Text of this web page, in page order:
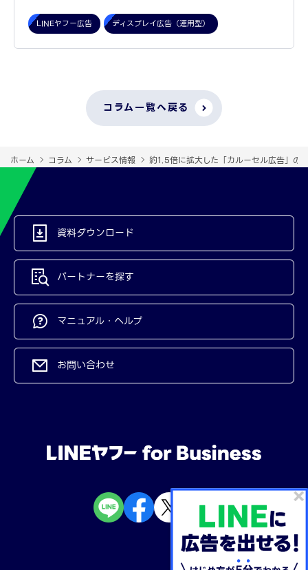
LINEヤフー広告 ディスプレイ広告（運用型）
コラム一覧へ戻る
ホーム コラム サービス情報 約1.5倍に拡大した「カルーセル広告」の
資料ダウンロード
パートナーを探す
マニュアル・ヘルプ
お問い合わせ